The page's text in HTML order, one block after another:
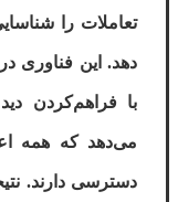
تعاملات را
دهد. این فناوری
با فراهم‌کردن
می‌دهد که همه
دسترسی دارند.